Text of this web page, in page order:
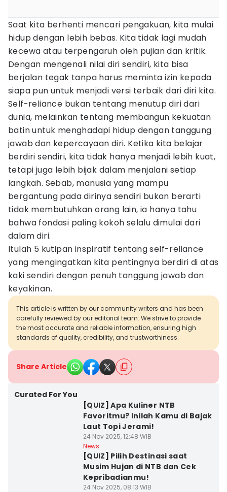
Saat kita berhenti mencari pengakuan, kita mulai
hidup dengan lebih bebas. Kita tidak lagi mudah
kecewa atau terpengaruh oleh pujian dan kritik.
Dengan mengenali nilai diri sendiri, kita bisa
berjalan tegak tanpa harus meminta izin kepada
siapa pun untuk menjadi versi terbaik dari diri kita.
Self-reliance bukan tentang menutup diri dari
dunia, melainkan tentang membangun kekuatan
batin untuk menghadapi hidup dengan tanggung
jawab dan kepercayaan diri. Ketika kita belajar
berdiri sendiri, kita tidak hanya menjadi lebih kuat,
tetapi juga lebih bijak dalam menjalani setiap
langkah. Sebab, manusia yang mampu
bergantung pada dirinya sendiri bukan berarti
tidak membutuhkan orang lain, ia hanya tahu
bahwa fondasi paling kokoh selalu dimulai dari
dalam diri.
Itulah 5 kutipan inspiratif tentang self-reliance
yang mengingatkan kita pentingnya berdiri di atas
kaki sendiri dengan penuh tanggung jawab dan
keyakinan.
This article is written by our community writers and has been
carefully reviewed by our editorial team. We strive to provide
the most accurate and reliable information, ensuring high
standards of quality, credibility, and trustworthiness.
Share Article
Curated For You
[QUIZ] Apa Kuliner NTB
Favoritmu? Inilah Kamu di Bajak
Laut Topi Jerami!
24 Nov 2025, 12:48 WIB
News
[QUIZ] Pilih Destinasi saat
Musim Hujan di NTB dan Cek
Kepribadianmu!
24 Nov 2025, 08:13 WIB